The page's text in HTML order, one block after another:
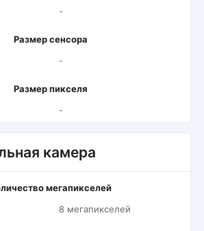
-
Размер сенсора
-
Размер пикселя
-
камера
мегапикселей
8 мегапикселей